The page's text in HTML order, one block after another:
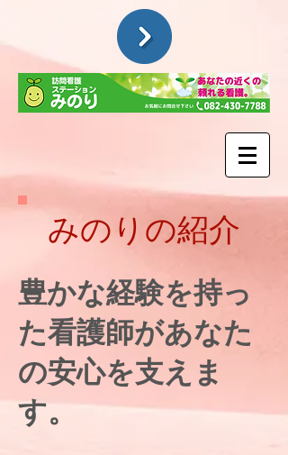
​みのりの紹介
​豊かな経験を持っ
た看護師があなた
の安心を支えま
す。